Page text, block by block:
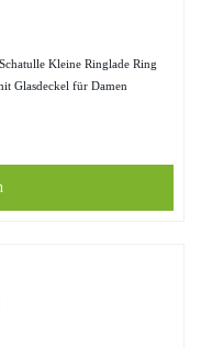
Kleine Ringlade Ring
Glasdeckel für Damen